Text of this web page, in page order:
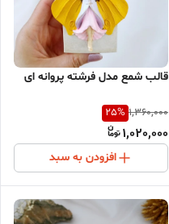
قالب شمع مدل فرشته پروانه ای
1,360,000
25%
1,020,000
افزودن به سبد